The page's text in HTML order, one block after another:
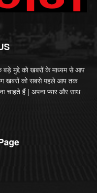
मुद्दे को खबरों के माध्यम से आप
खबरों को सबसे पहले आप तक
चाहते हैं | अपना प्यार और साथ